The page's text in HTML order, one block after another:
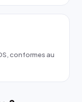
conformes au